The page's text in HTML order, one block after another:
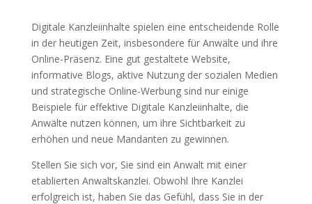
Digitale Kanzleiinhalte spielen eine entscheidende Rolle
in der heutigen Zeit, insbesondere für Anwälte und ihre
Online-Präsenz. Eine gut gestaltete Website,
informative Blogs, aktive Nutzung der sozialen Medien
und strategische Online-Werbung sind nur einige
Beispiele für effektive Digitale Kanzleiinhalte, die
Anwälte nutzen können, um ihre Sichtbarkeit zu
erhöhen und neue Mandanten zu gewinnen.
Stellen Sie sich vor, Sie sind ein Anwalt mit einer
etablierten Anwaltskanzlei. Obwohl Ihre Kanzlei
erfolgreich ist, haben Sie das Gefühl, dass Sie in der